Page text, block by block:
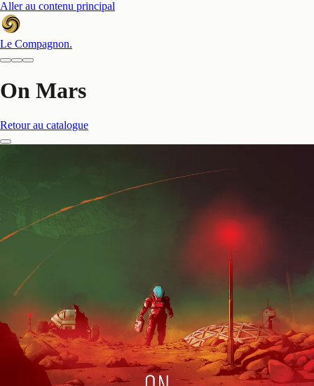
Aller au contenu principal
Le Compagnon.
On Mars
Retour au catalogue